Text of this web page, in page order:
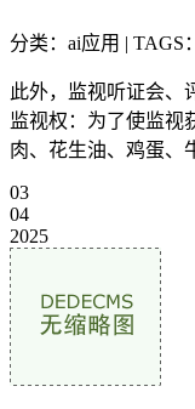
分类：ai应用 | TAGS
此外，监视听证会、
监视权：为了使监视
肉、花生油、鸡蛋、
03
04
2025